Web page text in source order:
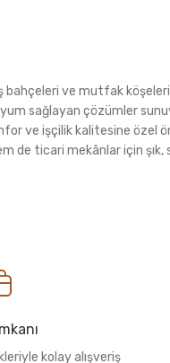
ve mutfak köşeleri
sağlayan çözümler
ve işçilik kalitesine özel
de ticari mekânlar için şık,
kolay alışveriş